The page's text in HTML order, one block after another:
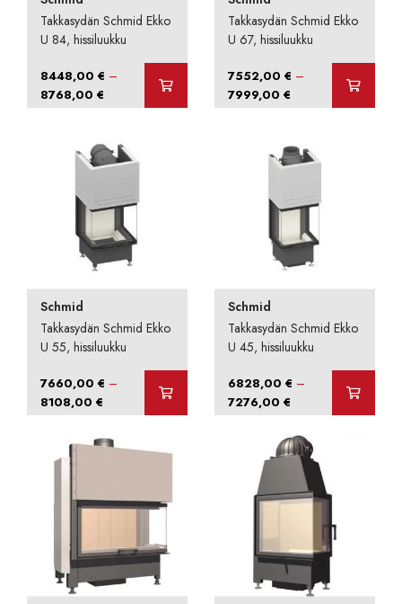
Takkasydän Schmid Ekko
U 84, hissiluukku
8448,00€ –
8768,00€ Hintaluokka:
8448,00 €
8768,00 €
Takkasydän Schmid Ekko
U 67, hissiluukku
7552,00€ –
7999,00€ Hintaluokka:
7552,00 €
7999,00 €
Schmid
Takkasydän Schmid Ekko
U 55, hissiluukku
7660,00€ –
8108,00€ Hintaluokka:
7660,00 €
-
8108,00 €
Schmid
Takkasydän Schmid Ekko
U 45, hissiluukku
6828,00€ –
7276,00€ Hintaluokka:
6828,00 €
-
7276,00 €